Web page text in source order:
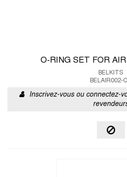
O-RING SET FOR
BELKITS
BELAIR002-
Inscrivez-vous ou connectez-